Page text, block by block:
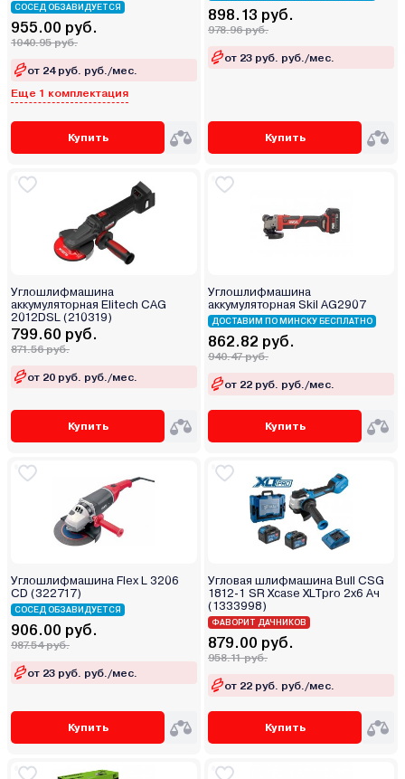
СОСЕД ОБЗАВИДУЕТСЯ
955.00 руб.
1040.95 руб.
от 24 руб. руб./мес.
Еще 1 комплектация
Купить
898.13 руб.
978.96 руб.
от 23 руб. руб./мес.
Купить
Углошлифмашина
аккумуляторная Elitech CAG
2012DSL (210319)
799.60 руб.
871.56 руб.
от 20 руб. руб./мес.
Купить
Углошлифмашина
аккумуляторная Skil AG2907
ДОСТАВИМ ПО МИНСКУ БЕСПЛАТНО
862.82 руб.
940.47 руб.
от 22 руб. руб./мес.
Купить
Углошлифмашина Flex L 3206
CD (322717)
СОСЕД ОБЗАВИДУЕТСЯ
906.00 руб.
987.54 руб.
от 23 руб. руб./мес.
Купить
Угловая шлифмашина Bull CSG
1812-1 SR Xcase XLTpro 2x6 Ач
(1333998)
ФАВОРИТ ДАЧНИКОВ
879.00 руб.
958.11 руб.
от 22 руб. руб./мес.
Купить